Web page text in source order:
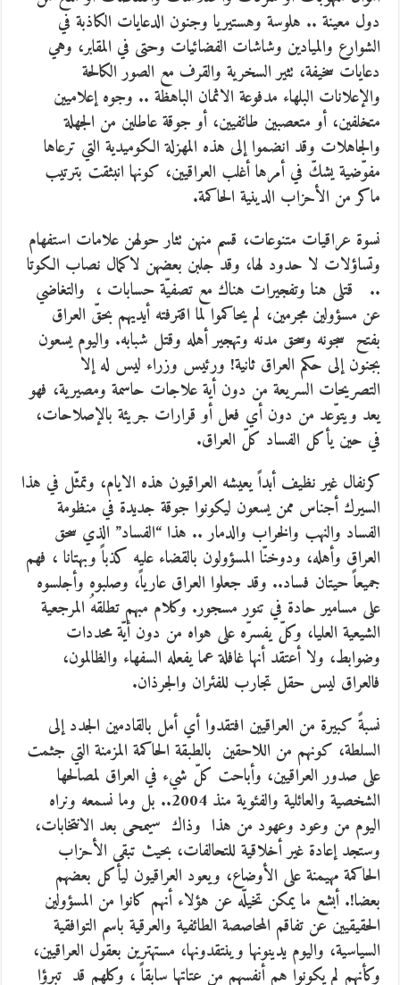
دول معينة .. هلوسة وهستيريا وجنون الدعايات الكاذبة في
الشوارع والميادين وشاشات الفضائيات وحتى في المقابر، وهي
دعايات سخيفة، تثير السخرية والقرف مع الصور الكالحة
والإعلانات البلهاء مدفوعة الاثمان الباهظة .. وجوه إعلاميين
متخلفين، أو متعصبين طائفيين، أو جوقة عاطلين من الجهلة
والجاهلات وقد انضموا إلى هذه المهزلة الكوميدية التي ترعاها
مفوّضية يشكّ في أمرها أغلب العراقيين، كونها انبثقت بترتيب
ماكر من الأحزاب الدينية الحاكمة.
نسوة عراقيات متنوعات، قسم منهن تثار حولهن علامات استفهام
وتساؤلات لا حدود لها، وقد جلبن بعضهن لاكمال نصاب الكوتا
.. قتلى هنا وتفجيرات هناك مع تصفيّة حسابات ، والتغاضي
عن مسؤولين مجرمين، لم يحاكموا لما اقترفته أيديهم بحقّ العراق
بفتح سجونه وسحق مدنه وتهجير أهله وقتل شبابه. واليوم يسعون
بجنون إلى حكم العراق ثانية! ورئيس وزراء ليس له إلا
التصريحات السريعة من دون أية علاجات حاسمة ومصيرية، فهو
يعد ويتوّعد من دون أي فعل أو قرارات جريئة بالإصلاحات،
في حين يأكل الفساد كلّ العراق.
كرنفال غير نظيف أبداً يعيشه العراقيون هذه الايام، وتمثّل في هذا
السيرك أجناس ممن يسعون ليكونوا جوقة جديدة في منظومة
الفساد والنهب والخراب والدمار .. هذا “الفساد” الذي سحق
العراق وأهله، ودوخنّا المسؤولون بالقضاء عليه كذباً وبهتانا ، فهم
جميعاً حيتان فساد.. وقد جعلوا العراق عارياً، وصلبوه وأجلسوه
على مسامير حادة في تنور مسجور. وكلام مبهم تطلقهُ المرجعية
الشيعية العليا، وكلّ يفسرّه على هواه من دون أيّة محددات
وضوابط، ولا أعتقد أنها غافلة عما يفعله السفهاء والظالمون،
فالعراق ليس حقل تجارب للفئران والجرذان.
نسبةً كبيرة من العراقيين افتقدوا أي أمل بالقادمين الجدد إلى
السلطة، كونهم من اللاحقين بالطبقة الحاكمة المزمنة التي جثمت
على صدور العراقيين، وأباحت كلّ شيء في العراق لمصالحها
الشخصية والعائلية والفئوية منذ 2004.. بل وما نسمعه ونراه
اليوم من وعود وعهود من هذا وذاك سيمحى بعد الانتخابات،
وستجد إعادة غير أخلاقية للتحالفات، بحيث تبقى الأحزاب
الحاكمة مهيمنة على الأوضاع، ويعود العراقيون ليأكل بعضهم
بعضا!. أبشع ما يمكن تخيلّه عن هؤلاء أنهم كانوا من المسؤولين
الحقيقيين عن تفاقم المحاصصة الطائفية والعرقية باسم التوافقية
السياسية، واليوم يدينونها وينتقدونها، مستهترين بعقول العراقيين،
وكأنهم لم يكونوا هم أنفسهم من عتاتها سابقاً ، وكلهم قد تبرؤا